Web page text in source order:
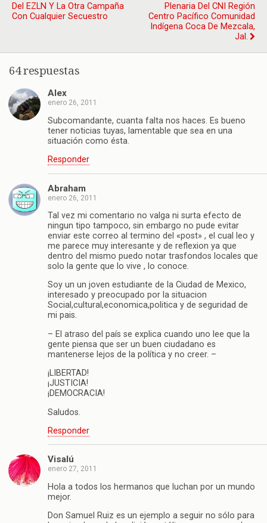
Del EZLN Y La Otra Campaña
Con Cualquier Secuestro
Plenaria Del CNI Región
Centro Pacífico Comunidad
Indígena Coca De Mezcala,
Jal.
64 respuestas
Alex
enero 26, 2011
Subcomandante, cuanta falta nos haces. Es bueno
tener noticias tuyas, lamentable que sea en una
situación como ésta.
Responder
Abraham
enero 26, 2011
Tal vez mi comentario no valga ni surta efecto de
ningun tipo tampoco, sin embargo no pude evitar
enviar este correo al termino del «post» , el cual leo y
me parece muy interesante y de reflexion ya que
dentro del mismo puedo notar trasfondos locales que
solo la gente que lo vive , lo conoce.
Soy un un joven estudiante de la Ciudad de Mexico,
interesado y preocupado por la situacion
Social,cultural,economica,politica y de seguridad de
mi pais.
– El atraso del país se explica cuando uno lee que la
gente piensa que ser un buen ciudadano es
mantenerse lejos de la política y no creer. –
¡LIBERTAD!
¡JUSTICIA!
¡DEMOCRACIA!
Saludos.
Responder
Visalú
enero 27, 2011
Hola a todos los hermanos que luchan por un mundo
mejor.
Don Samuel Ruiz es un ejemplo a seguir no sólo para